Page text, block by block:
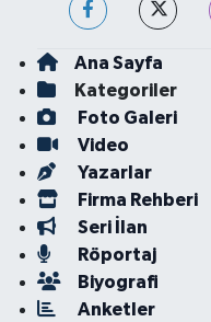
Ana Sayfa
Kategoriler
Foto Galeri
Video
Yazarlar
Firma Rehberi
Seri İlan
Röportaj
Biyografi
Anketler